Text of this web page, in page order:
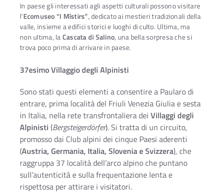
In paese gli interessati agli aspetti culturali possono visitare
l’Ecomuseo “I Mîstirs”, dedicato ai mestieri tradizionali della
valle, insieme a edifici storici e luoghi di culto. Ultima, ma
non ultima, laCascata di Salino, una bella sorpresa che si
trova poco prima di arrivare in paese.
37esimo Villaggio degli Alpinisti
Sono stati questi elementi a consentire a Paularo di
entrare, prima località del Friuli Venezia Giulia e sesta
in Italia, nella rete transfrontaliera dei Villaggi degli
Alpinisti (Bergsteigerdörfer). Si tratta di un circuito,
promosso dai Club alpini dei cinque Paesi aderenti
(Austria, Germania, Italia, Slovenia e Svizzera), che
raggruppa 37 località dell’arco alpino che puntano
sull’autenticità e sulla frequentazione lenta e
rispettosa per attirare i visitatori.